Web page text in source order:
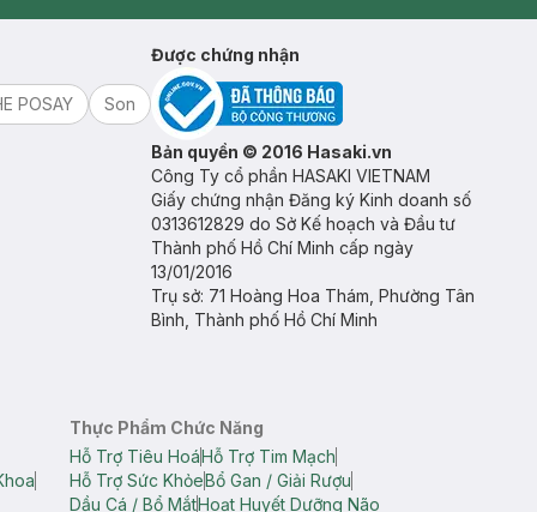
POSAY
Son
Được chứng nhận
Bản quyền © 2016 Hasaki.vn
Công Ty cổ phần HASAKI VIETNAM
Giấy chứng nhận Đăng ký Kinh doanh số
0313612829 do Sở Kế hoạch và Đầu tư
Thành phố Hồ Chí Minh cấp ngày
13/01/2016
Trụ sở: 71 Hoàng Hoa Thám, Phường Tân
Bình, Thành phố Hồ Chí Minh
Thực Phẩm Chức Năng
Hỗ Trợ Tiêu HoáHỗ Trợ Tim Mạch
Hỗ Trợ Sức KhỏeBổ Gan / Giải Rượu
Dầu Cá / Bổ MắtHoạt Huyết Dưỡng Não